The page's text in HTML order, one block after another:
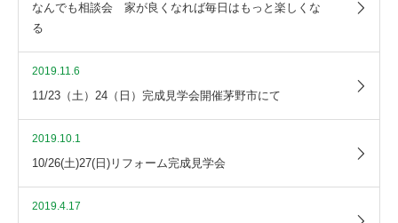
なんでも相談会 家が良くなれば毎日はもっと楽しくな
る
2019.11.6
11/23（土）24（日）完成見学会開催茅野市にて
2019.10.1
10/26(土)27(日)リフォーム完成見学会
2019.4.17